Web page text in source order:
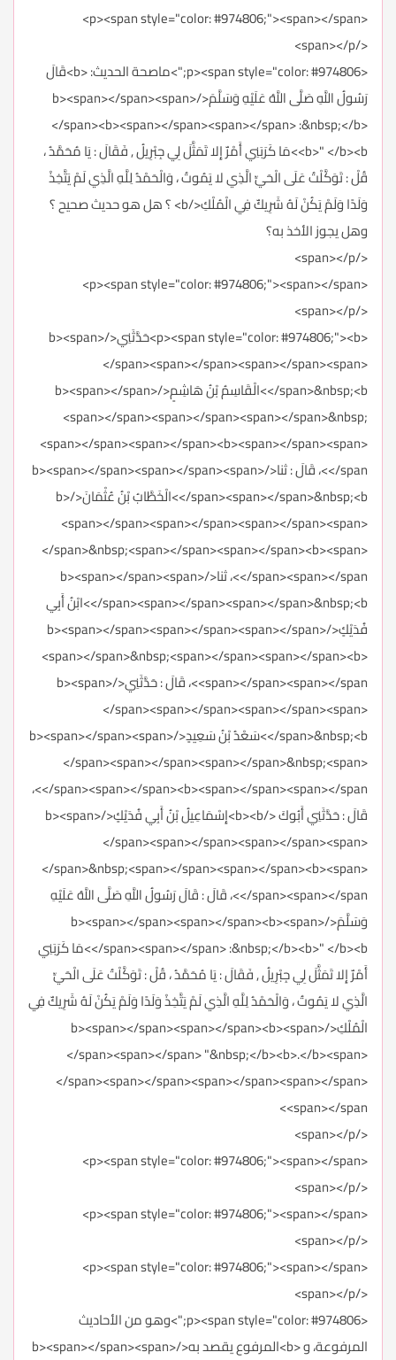
<p><span style="color: #974806;"><span></span>
</span></p>
<p><span style="color: #974806;">ماصحة الحديث: <b>قَالَ
رَسُولُ اللَّهِ صَلَّى اللَّهُ عَلَيْهِ وَسَلَّمَ</b><span></span><span>
</span><b><span></span><span></span> :&nbsp;</b>
<b>" </b><b>مَا كَرَبَنِي أَمْرٌ إِلا تَمَثَّلَ لِي جِبْرِيلُ , فَقَالَ : يَا مُحَمَّدُ ،
قُلْ : تَوَكَّلْتُ عَلَى الْحَيِّ الَّذِي لا يَمُوتُ ، وَالْحَمْدُ لِلَّهِ الَّذِي لَمْ يَتَّخِذْ
وَلَدًا وَلَمْ يَكُنْ لَهُ شَرِيكٌ فِي الْمُلْكِ</b> ؟ هل هو حديث صحيح ؟
وهل يجوز الأخذ به؟
</span></p>
<p><span style="color: #974806;"><span></span>
</span></p>
<p><span style="color: #974806;"><b>حَدَّثَنِي</b><span>
</span><span></span><span></span><span>
</span>&nbsp;<b>الْقَاسِمُ بْنُ هَاشِمٍ</b><span></span>
<span></span><span></span><span></span>&nbsp;
<span></span><span></span><b><span></span><span>
</span>، قَالَ : ثنا</b><span></span><span></span><span>
</span><span></span>&nbsp;<b>الْخَطَّابُ بْنُ عُثْمَانَ</b>
<span></span><span></span><span></span><span>
</span>&nbsp;<span></span><span></span><b><span>
</span><span></span>، ثنا</b><span></span><span>
</span><span></span><span></span>&nbsp;<b>ابْنُ أَبِي
فُدَيْكٍ</b><span></span><span></span><span></span>
<span></span>&nbsp;<span></span><span></span><b>
<span></span><span></span>، قَالَ : حَدَّثَنِي</b><span>
</span><span></span><span></span><span>
</span>&nbsp;<b>سَعْدُ بْنُ سَعِيدٍ</b><span></span><span>
</span><span></span><span></span>&nbsp;<span>
</span><span></span><b><span></span><span></span>،
قَالَ : حَدَّثَنِي أَبُوكَ </b><b>إِسْمَاعِيلُ بْنُ أَبِي فُدَيْكٍ</b><span>
</span><span></span><span></span><span>
</span>&nbsp;<span></span><span></span><b><span>
</span><span></span>، قَالَ : قَالَ رَسُولُ اللَّهِ صَلَّى اللَّهُ عَلَيْهِ
وَسَلَّمَ</b><span></span><span></span><b><span>
</span><span></span> :&nbsp;</b><b>" </b><b>مَا كَرَبَنِي
أَمْرٌ إِلا تَمَثَّلَ لِي جِبْرِيلُ , فَقَالَ : يَا مُحَمَّدُ ، قُلْ : تَوَكَّلْتُ عَلَى الْحَيِّ
الَّذِي لا يَمُوتُ ، وَالْحَمْدُ لِلَّهِ الَّذِي لَمْ يَتَّخِذْ وَلَدًا وَلَمْ يَكُنْ لَهُ شَرِيكٌ فِي
الْمُلْكِ</b><span></span><span></span><b><span>
</span><span></span> "&nbsp;</b><b>.</b><span>
</span><span></span><span></span><span></span>
<span></span>
</span></p>
<p><span style="color: #974806;"><span></span>
</span></p>
<p><span style="color: #974806;"><span></span>
</span></p>
<p><span style="color: #974806;"><span></span>
</span></p>
<p><span style="color: #974806;">وهو من الأحاديث
المرفوعة، و <b>المرفوع يقصد به</b><span></span><span>